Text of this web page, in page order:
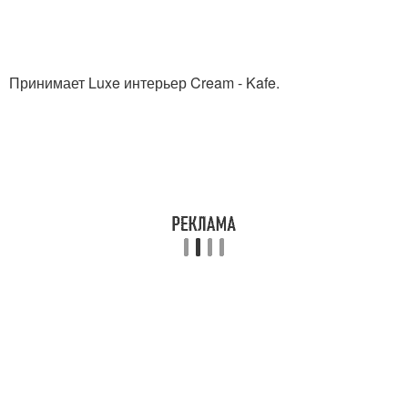
Принимает Luxe интерьер Cream - Kafe.